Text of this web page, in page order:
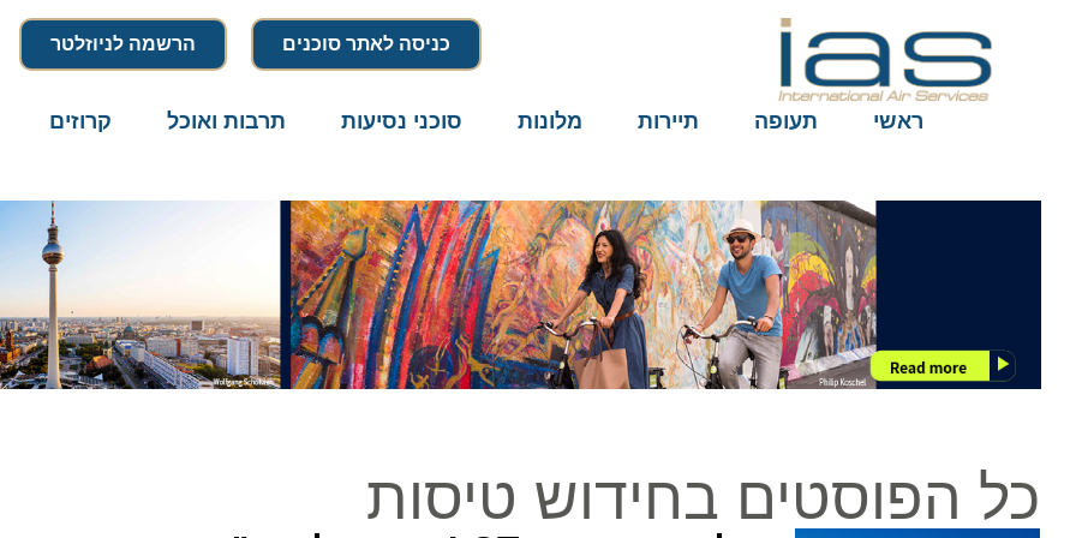
כניסה לאתר סוכנים הרשמה לניוזלטר
ראשי תעופה תיירות מלונות סוכני נסיעות תרבות ואוכל קרוזים
כל הפוסטים בחידוש טיסות